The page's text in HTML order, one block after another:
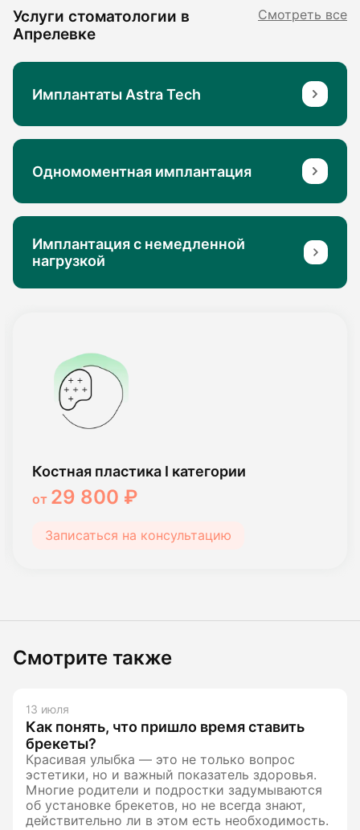
Услуги стоматологии в
Апрелевке
Смотреть все
Имплантаты Astra Tech
Одномоментная имплантация
Имплантация с немедленной
нагрузкой
Костная пластика I категории
от 29 800 ₽
Записаться на консультацию
Смотрите также
13 июля
Как понять, что пришло время ставить
брекеты?
Красивая улыбка — это не только вопрос
эстетики, но и важный показатель здоровья.
Многие родители и подростки задумываются
об установке брекетов, но не всегда знают,
действительно ли в этом есть необходимость.